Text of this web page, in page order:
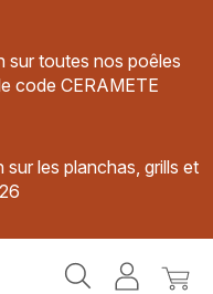
sur toutes nos poêles
code CERAMETE
les planchas, grills et
MonMon